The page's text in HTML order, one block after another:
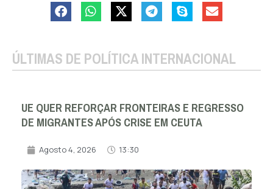
ÚLTIMAS DE POLÍTICA INTERNACIONAL
UE QUER REFORÇAR FRONTEIRAS E REGRESSO
DE MIGRANTES APÓS CRISE EM CEUTA
Agosto 4, 2026 13:30